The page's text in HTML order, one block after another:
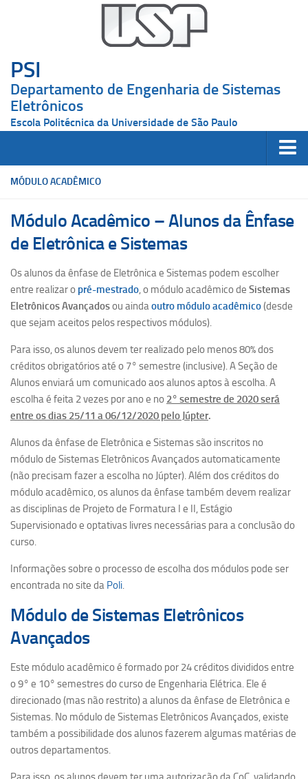
PSI
Departamento de Engenharia de Sistemas
Eletrônicos
Escola Politécnica da Universidade de São Paulo
O Departamento
Docentes
Pesquisadores
Contato
Graduação
Apresentação
Estágio Supervisionado
Iniciação científica
Intercâmbio internacional
Pré-Mestrado
Vagas de Estágio
Pós Graduação
Admissão
Contato
Pesquisa
Apresentação
LME
LSI
Cultura e Extensão
MÓDULO ACADÊMICO
Módulo Acadêmico – Alunos da Ênfase
de Eletrônica e Sistemas
Os alunos da ênfase de Eletrônica e Sistemas podem escolher
entre realizar o pré-mestrado, o módulo acadêmico de Sistemas
Eletrônicos Avançadosou aindaoutro módulo acadêmico(desde
que sejam aceitos pelos respectivos módulos).
Para isso, os alunos devem ter realizado pelo menos 80% dos
créditos obrigatórios até o 7° semestre (inclusive). A Seção de
Alunos enviará um comunicado aos alunos aptos à escolha. A
escolha é feita 2 vezes por ano e no 2° semestre de 2020 será
entre os dias 25/11 a 06/12/2020 pelo Júpter.
Alunos da ênfase de Eletrônica e Sistemas são inscritos no
módulo de Sistemas Eletrônicos Avançados automaticamente
(não precisam fazer a escolha no Júpter). Além dos créditos do
módulo acadêmico, os alunos da ênfase também devem realizar
as disciplinas de Projeto de Formatura I e II, Estágio
Supervisionado e optativas livres necessárias para a conclusão do
curso.
Informações sobre o processo de escolha dos módulos pode ser
encontrada no site da Poli.
Módulo de Sistemas Eletrônicos
Avançados
Este módulo acadêmico é formado por 24 créditos divididos entre
o 9° e 10° semestres do curso de Engenharia Elétrica. Ele é
direcionado (mas não restrito) a alunos da ênfase de Eletrônica e
Sistemas. No módulo de Sistemas Eletrônicos Avançados, existe
também a possibilidade dos alunos fazerem algumas matérias de
outros departamentos.